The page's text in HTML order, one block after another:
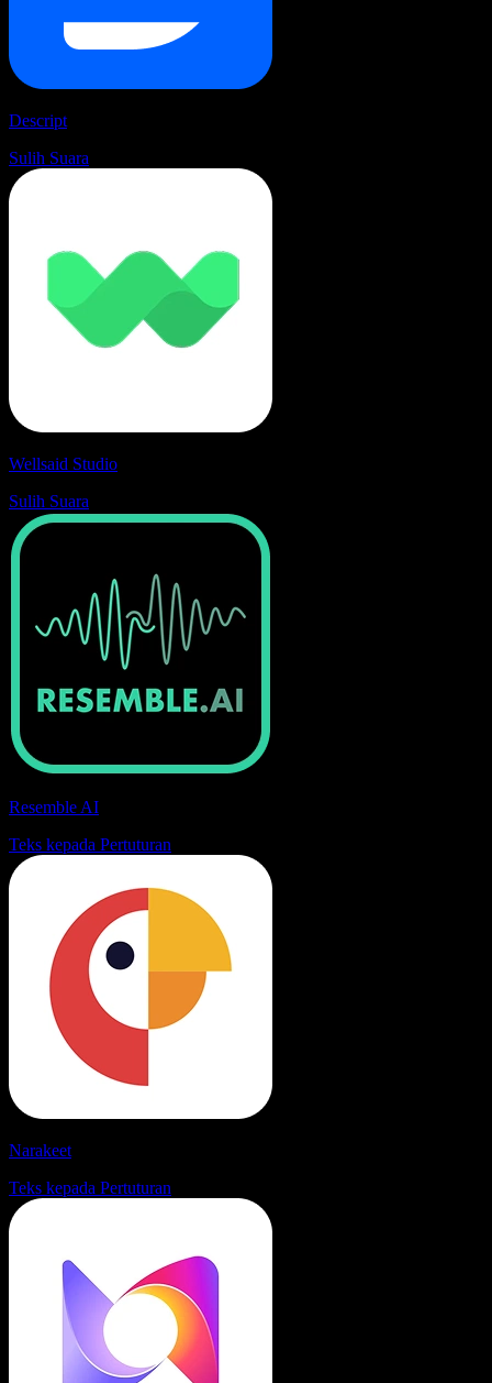
Descript
Sulih Suara
Wellsaid Studio
Sulih Suara
Resemble AI
Teks kepada Pertuturan
Narakeet
Teks kepada Pertuturan